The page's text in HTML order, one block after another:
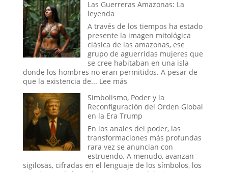
Decide
la
Hora
del
Apocalipsis
«Niños
Índigo»
y
el
Proyecto
Stargate:
¿La
Última
Frontera
la
Psique
o
el
Sueño
de
un
Espía?
Las Guerreras Amazonas: La
leyenda
A través de los tiempos ha estado
presente la imagen mitológica
clásica de las amazonas, ese
grupo de aguerridas mujeres que
se cree habitaban en una isla
donde los hombres no eran permitidos. A pesar de
que la existencia de... Lee más:
Guerreras
Amazonas:
La
leyenda
Simbolismo, Poder y la
Reconfiguración del Orden Global
en la Era Trump
En los anales del poder, las
transformaciones más profundas
rara vez se anuncian con
estruendo. A menudo, avanzan
sigilosas, cifradas en el lenguaje de los símbolos, los